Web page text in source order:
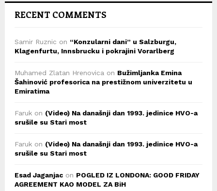
RECENT COMMENTS
Samir Ruznic on “Konzularni dani” u Salzburgu,
Klagenfurtu, Innsbrucku i pokrajini Vorarlberg
Muhamed Zlatan Hrenovica on Bužimljanka Emina
Šahinović profesorica na prestižnom univerzitetu u
Emiratima
Faruk on (Video) Na današnji dan 1993. jedinice HVO-a
srušile su Stari most
Faruk on (Video) Na današnji dan 1993. jedinice HVO-a
srušile su Stari most
Esad Jaganjac on POGLED IZ LONDONA: GOOD FRIDAY
AGREEMENT KAO MODEL ZA BiH